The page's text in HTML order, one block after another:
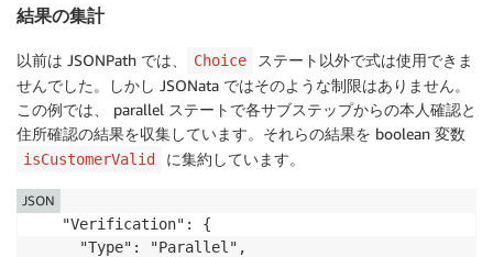
結果の集計
以前は JSONPath では、 Choice
ステート以外で式は使用できま
せんでした。しかし JSONata ではそのような制限はありません。
この例では、 parallel ステートで各サブステップからの本人確認と
住所確認の結果を収集しています。それらの結果を boolean 変数
isCustomerValid に集約しています。
"Verification": {
  "Type": "Parallel",
JSON